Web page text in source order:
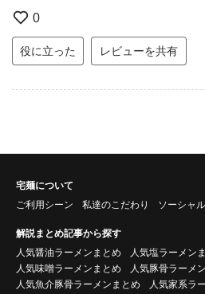
0
役に立った レビューを共有
宅麺について
ご利用シーン
私達のこだわり ソーシャ
解説まとめ記事から探す
人気醤油ラーメンまとめ
人気塩ラーメン
人気味噌ラーメンまとめ
人気豚骨ラーメ
人気魚介豚骨ラーメンまとめ
人気家系ラ